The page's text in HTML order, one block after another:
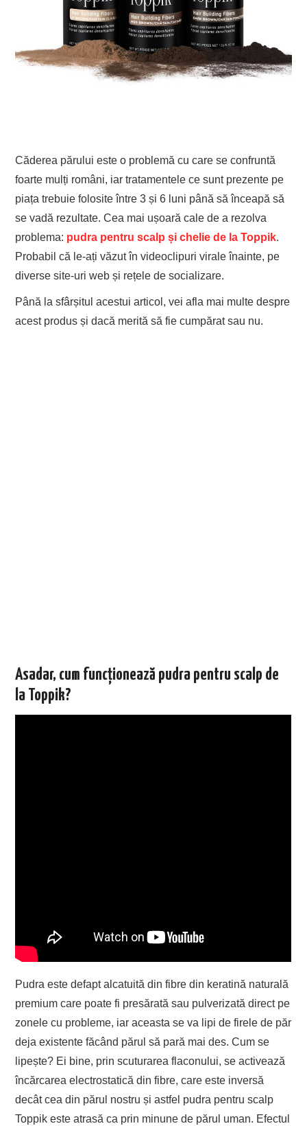
Căderea părului este o problemă cu care se confruntă
foarte mulți români, iar tratamentele ce sunt prezente pe
piața trebuie folosite între 3 și 6 luni până să înceapă să
se vadă rezultate. Cea mai ușoară cale de a rezolva
problema: pudra pentru scalp și chelie de la Toppik.
Probabil că le-ați văzut în videoclipuri virale înainte, pe
diverse site-uri web și rețele de socializare.
Până la sfârșitul acestui articol, vei afla mai multe despre
acest produs și dacă merită să fie cumpărat sau nu.
Asadar, cum funcționează pudra pentru scalp de
la Toppik?
Pudra este defapt alcatuită din fibre din keratină naturală
premium care poate fi presărată sau pulverizată direct pe
zonele cu probleme, iar aceasta se va lipi de firele de păr
deja existente făcând părul să pară mai des. Cum se
lipește? Ei bine, prin scuturarea flaconului, se activează
încărcarea electrostatică din fibre, care este inversă
decât cea din părul nostru și astfel pudra pentru scalp
Toppik este atrasă ca prin minune de părul uman. Efectul